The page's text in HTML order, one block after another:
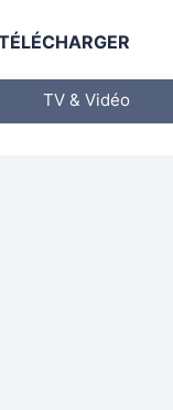
TV & Vidéo